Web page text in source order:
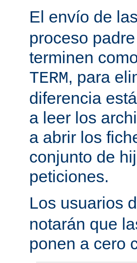
El envío de
proceso
terminen
TERM, para
diferencia
a leer los
a abrir los
conjunto de
peticiones.
Los usuarios
notarán que
ponen a cero